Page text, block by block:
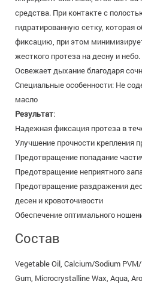
средства. При контакте с
гидратированную сетку, которая
фиксацию, при этом
жесткого протеза на десну и небо.
Освежает дыхание благодаря
Специальные особенности: Не
масло
Результат:
Надежная фиксация протеза в
Улучшение прочности крепления
Предотвращение попадание
Предотвращение неприятного
Предотвращение раздражения
десен и кровоточивости
Обеспечение оптимального
Состав
Vegetable Oil, Calcium/Sodium
Gum, Microcrystalline Wax, Aqua,